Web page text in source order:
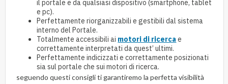
il portale e da qualsiasi dispositivo (smartphone, tablet
e pc).
Perfettamente riorganizzabili e gestibili dal sistema
interno del Portale.
Totalmente accessibili ai motori di ricerca e
correttamente interpretati da quest’ ultimi.
Perfettamente indicizzati e correttamente posizionati
sia sul portale che sui motori di ricerca.
seguendo questi consigli ti garantiremo la perfetta visibilità